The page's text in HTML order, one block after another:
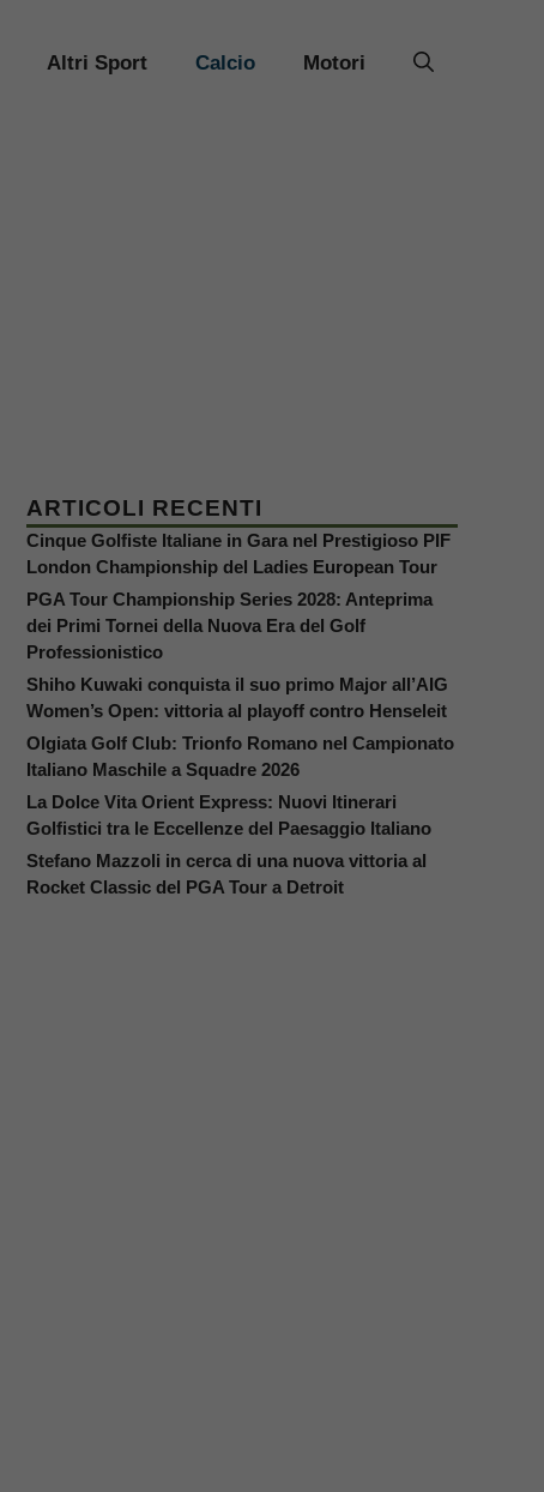
Altri Sport Calcio Motori
ARTICOLI RECENTI
Cinque Golfiste Italiane in Gara nel Prestigioso PIF
London Championship del Ladies European Tour
PGA Tour Championship Series 2028: Anteprima
dei Primi Tornei della Nuova Era del Golf
Professionistico
Shiho Kuwaki conquista il suo primo Major all’AIG
Women’s Open: vittoria al playoff contro Henseleit
Olgiata Golf Club: Trionfo Romano nel Campionato
Italiano Maschile a Squadre 2026
La Dolce Vita Orient Express: Nuovi Itinerari
Golfistici tra le Eccellenze del Paesaggio Italiano
Stefano Mazzoli in cerca di una nuova vittoria al
Rocket Classic del PGA Tour a Detroit